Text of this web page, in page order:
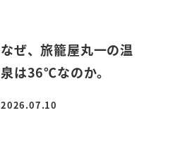
なぜ、旅籠屋丸一の温
泉は36℃なのか。
投稿日
2026.07.10